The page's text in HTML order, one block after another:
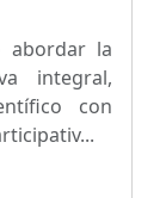
abordar la
integral,
con